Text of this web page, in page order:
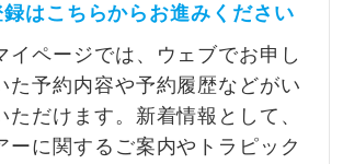
はこちらからお進みください
イページでは、ウェブでお申し
た予約内容や予約履歴などがい
ただけます。新着情報として、
ーに関するご案内やトラピック